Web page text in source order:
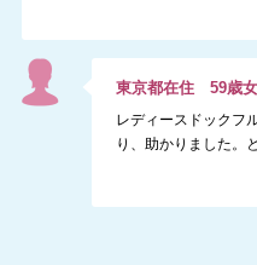
東京都在住59歳
レディースドックフ
り、助かりました。